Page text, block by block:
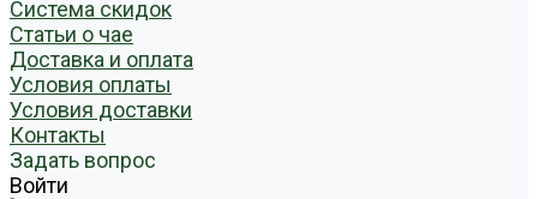
Система скидок
Статьи о чае
Доставка и оплата
Условия оплаты
Условия доставки
Контакты
Задать вопрос
Войти